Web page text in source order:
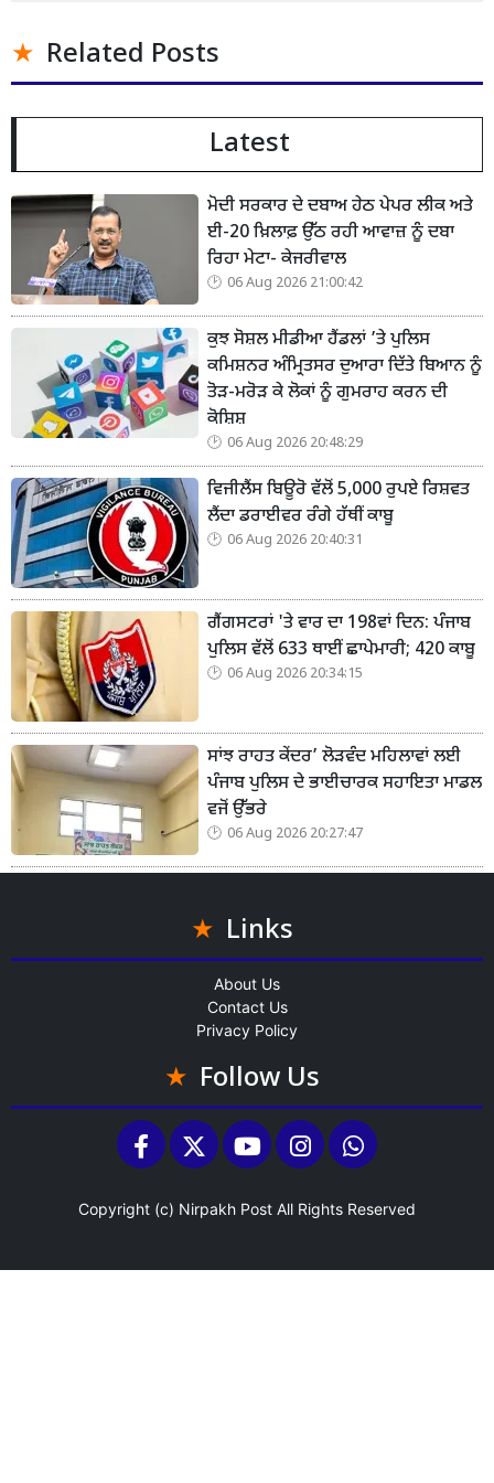
Related Posts
Latest
ਮੋਦੀ ਸਰਕਾਰ ਦੇ ਦਬਾਅ ਹੇਠ ਪੇਪਰ ਲੀਕ ਅਤੇ
ਈ-20 ਖ਼ਿਲਾਫ਼ ਉੱਠ ਰਹੀ ਆਵਾਜ਼ ਨੂੰ ਦਬਾ
ਰਿਹਾ ਮੇਟਾ- ਕੇਜਰੀਵਾਲ
06 Aug 2026 21:00:42
ਕੁਝ ਸੋਸ਼ਲ ਮੀਡੀਆ ਹੈਂਡਲਾਂ ’ਤੇ ਪੁਲਿਸ
ਕਮਿਸ਼ਨਰ ਅੰਮ੍ਰਿਤਸਰ ਦੁਆਰਾ ਦਿੱਤੇ ਬਿਆਨ ਨੂੰ
ਤੋੜ-ਮਰੋੜ ਕੇ ਲੋਕਾਂ ਨੂੰ ਗੁਮਰਾਹ ਕਰਨ ਦੀ
ਕੋਸ਼ਿਸ਼
06 Aug 2026 20:48:29
ਵਿਜੀਲੈਂਸ ਬਿਊਰੋ ਵੱਲੋਂ 5,000 ਰੁਪਏ ਰਿਸ਼ਵਤ
ਲੈਂਦਾ ਡਰਾਈਵਰ ਰੰਗੇ ਹੱਥੀਂ ਕਾਬੂ
06 Aug 2026 20:40:31
ਗੈਂਗਸਟਰਾਂ 'ਤੇ ਵਾਰ ਦਾ 198ਵਾਂ ਦਿਨ: ਪੰਜਾਬ
ਪੁਲਿਸ ਵੱਲੋਂ 633 ਥਾਈਂ ਛਾਪੇਮਾਰੀ; 420 ਕਾਬੂ
06 Aug 2026 20:34:15
ਸਾਂਝ ਰਾਹਤ ਕੇਂਦਰ’ ਲੋੜਵੰਦ ਮਹਿਲਾਵਾਂ ਲਈ
ਪੰਜਾਬ ਪੁਲਿਸ ਦੇ ਭਾਈਚਾਰਕ ਸਹਾਇਤਾ ਮਾਡਲ
ਵਜੋਂ ਉੱਭਰੇ
06 Aug 2026 20:27:47
Links
About Us
Contact Us
Privacy Policy
Follow Us
Copyright (c) Nirpakh Post All Rights Reserved